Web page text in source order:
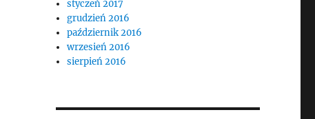
styczeń 2017
grudzień 2016
październik 2016
wrzesień 2016
sierpień 2016